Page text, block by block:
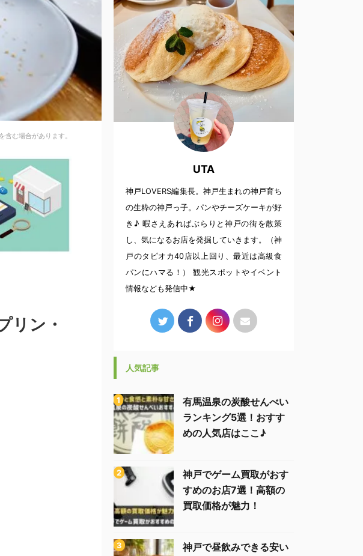
含む場合があります。
リン・
UTA
神戸LOVERS編集長。神戸生まれの神戸育ち
の生粋の神戸っ子。パンやチーズケーキが好
き♪ 暇さえあればぶらりと神戸の街を散策
し、気になるお店を発掘していきます。（神
戸のタピオカ40店以上回り、最近は高級食
パンにハマる！） 観光スポットやイベント
情報なども発信中★
人気記事
有馬温泉の炭酸せんべい
ランキング5選！おすす
めの人気店はここ♪
神戸でゲーム買取がおす
すめのお店7選！高額の
買取価格が魅力！
神戸で昼飲みできる安い